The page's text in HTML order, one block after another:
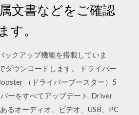
文書などをご確認
す。
クアップ機能を搭載していま
ダウンロードします。 ドライバー
（ドライバーブースター）5
ーをすべてアップデート. Driver
るオーディオ、ビデオ、USB、PC